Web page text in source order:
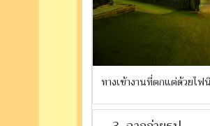
ทางเข้างานที่ตกแต่ด้วยไ